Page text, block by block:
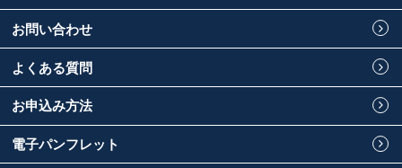
お問い合わせ
よくある質問
お申込み方法
電子パンフレット